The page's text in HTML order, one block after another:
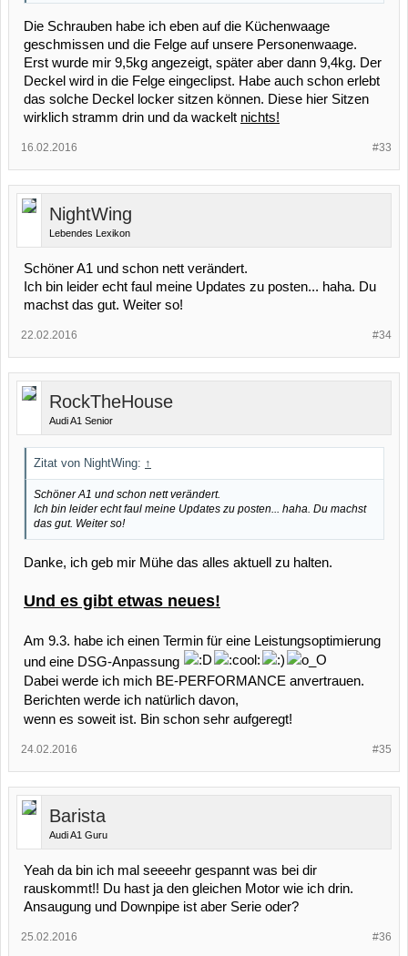
Die Schrauben habe ich eben auf die Küchenwaage
geschmissen und die Felge auf unsere Personenwaage.
Erst wurde mir 9,5kg angezeigt, später aber dann 9,4kg. Der
Deckel wird in die Felge eingeclipst. Habe auch schon erlebt
das solche Deckel locker sitzen können. Diese hier Sitzen
wirklich stramm drin und da wackelt nichts!
#33
16.02.2016
NightWing
Lebendes Lexikon
Schöner A1 und schon nett verändert.
Ich bin leider echt faul meine Updates zu posten... haha. Du
machst das gut. Weiter so!
#34
22.02.2016
RockTheHouse
Audi A1 Senior
Zitat von NightWing: ↑
Schöner A1 und schon nett verändert.
Ich bin leider echt faul meine Updates zu posten... haha. Du machst
das gut. Weiter so!
Danke, ich geb mir Mühe das alles aktuell zu halten.
Und es gibt etwas neues!
Am 9.3. habe ich einen Termin für eine Leistungsoptimierung
und eine DSG-Anpassung
Dabei werde ich mich BE-PERFORMANCE anvertrauen.
Berichten werde ich natürlich davon,
wenn es soweit ist. Bin schon sehr aufgeregt!
#35
24.02.2016
Barista
Audi A1 Guru
Yeah da bin ich mal seeeehr gespannt was bei dir
rauskommt!! Du hast ja den gleichen Motor wie ich drin.
Ansaugung und Downpipe ist aber Serie oder?
#36
25.02.2016